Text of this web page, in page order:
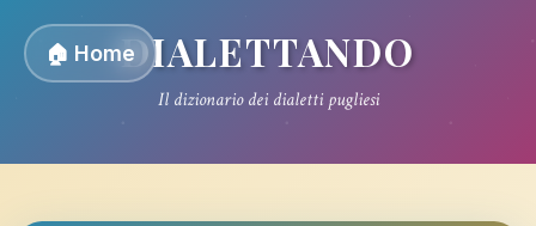
🏠 HomeDIALETTANDO
Il dizionario dei dialetti pugliesi